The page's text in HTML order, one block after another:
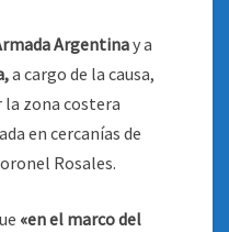
Argentinay a
a cargo de la causa,
zona costera
en cercanías de
Rosales.
«en el marco del